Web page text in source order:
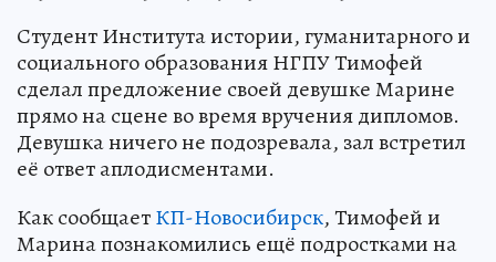
Студент Института истории, гуманитарного и
социального образования НГПУ Тимофей
сделал предложение своей девушке Марине
прямо на сцене во время вручения дипломов.
Девушка ничего не подозревала, зал встретил
её ответ аплодисментами.
Как сообщаетКП-Новосибирск, Тимофей и
Марина познакомились ещё подростками на